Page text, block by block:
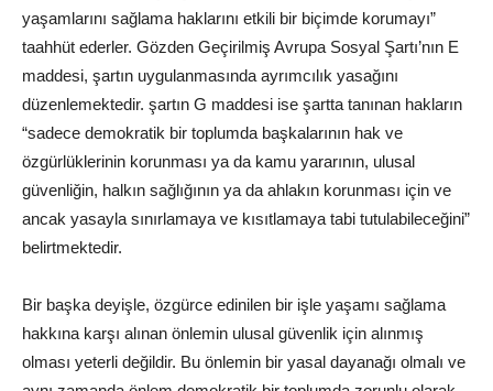
yaşamlarını sağlama haklarını etkili bir biçimde korumayı”
taahhüt ederler. Gözden Geçirilmiş Avrupa Sosyal Şartı’nın E
maddesi, şartın uygulanmasında ayrımcılık yasağını
düzenlemektedir. şartın G maddesi ise şartta tanınan hakların
“sadece demokratik bir toplumda başkalarının hak ve
özgürlüklerinin korunması ya da kamu yararının, ulusal
güvenliğin, halkın sağlığının ya da ahlakın korunması için ve
ancak yasayla sınırlamaya ve kısıtlamaya tabi tutulabileceğini”
belirtmektedir.
Bir başka deyişle, özgürce edinilen bir işle yaşamı sağlama
hakkına karşı alınan önlemin ulusal güvenlik için alınmış
olması yeterli değildir. Bu önlemin bir yasal dayanağı olmalı ve